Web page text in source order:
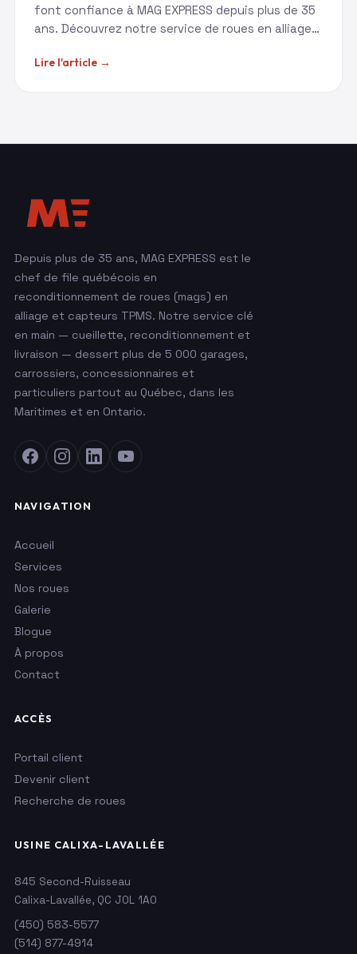
font confiance à MAG EXPRESS depuis plus de 35
ans. Découvrez notre service de roues en alliage
Lire l'article →
Depuis plus de 35 ans, MAG EXPRESS est le
chef de file québécois en
reconditionnement de roues (mags) en
alliage et capteurs TPMS. Notre service clé
en main — cueillette, reconditionnement et
livraison — dessert plus de 5 000 garages,
carrossiers, concessionnaires et
particuliers partout au Québec, dans les
Maritimes et en Ontario.
NAVIGATION
Accueil
Services
Nos roues
Galerie
Blogue
À propos
Contact
ACCÈS
Portail client
Devenir client
Recherche de roues
USINE CALIXA-LAVALLÉE
845 Second-Ruisseau
Calixa-Lavallée, QC J0L 1A0
(450) 583-5577
(514) 877-4914